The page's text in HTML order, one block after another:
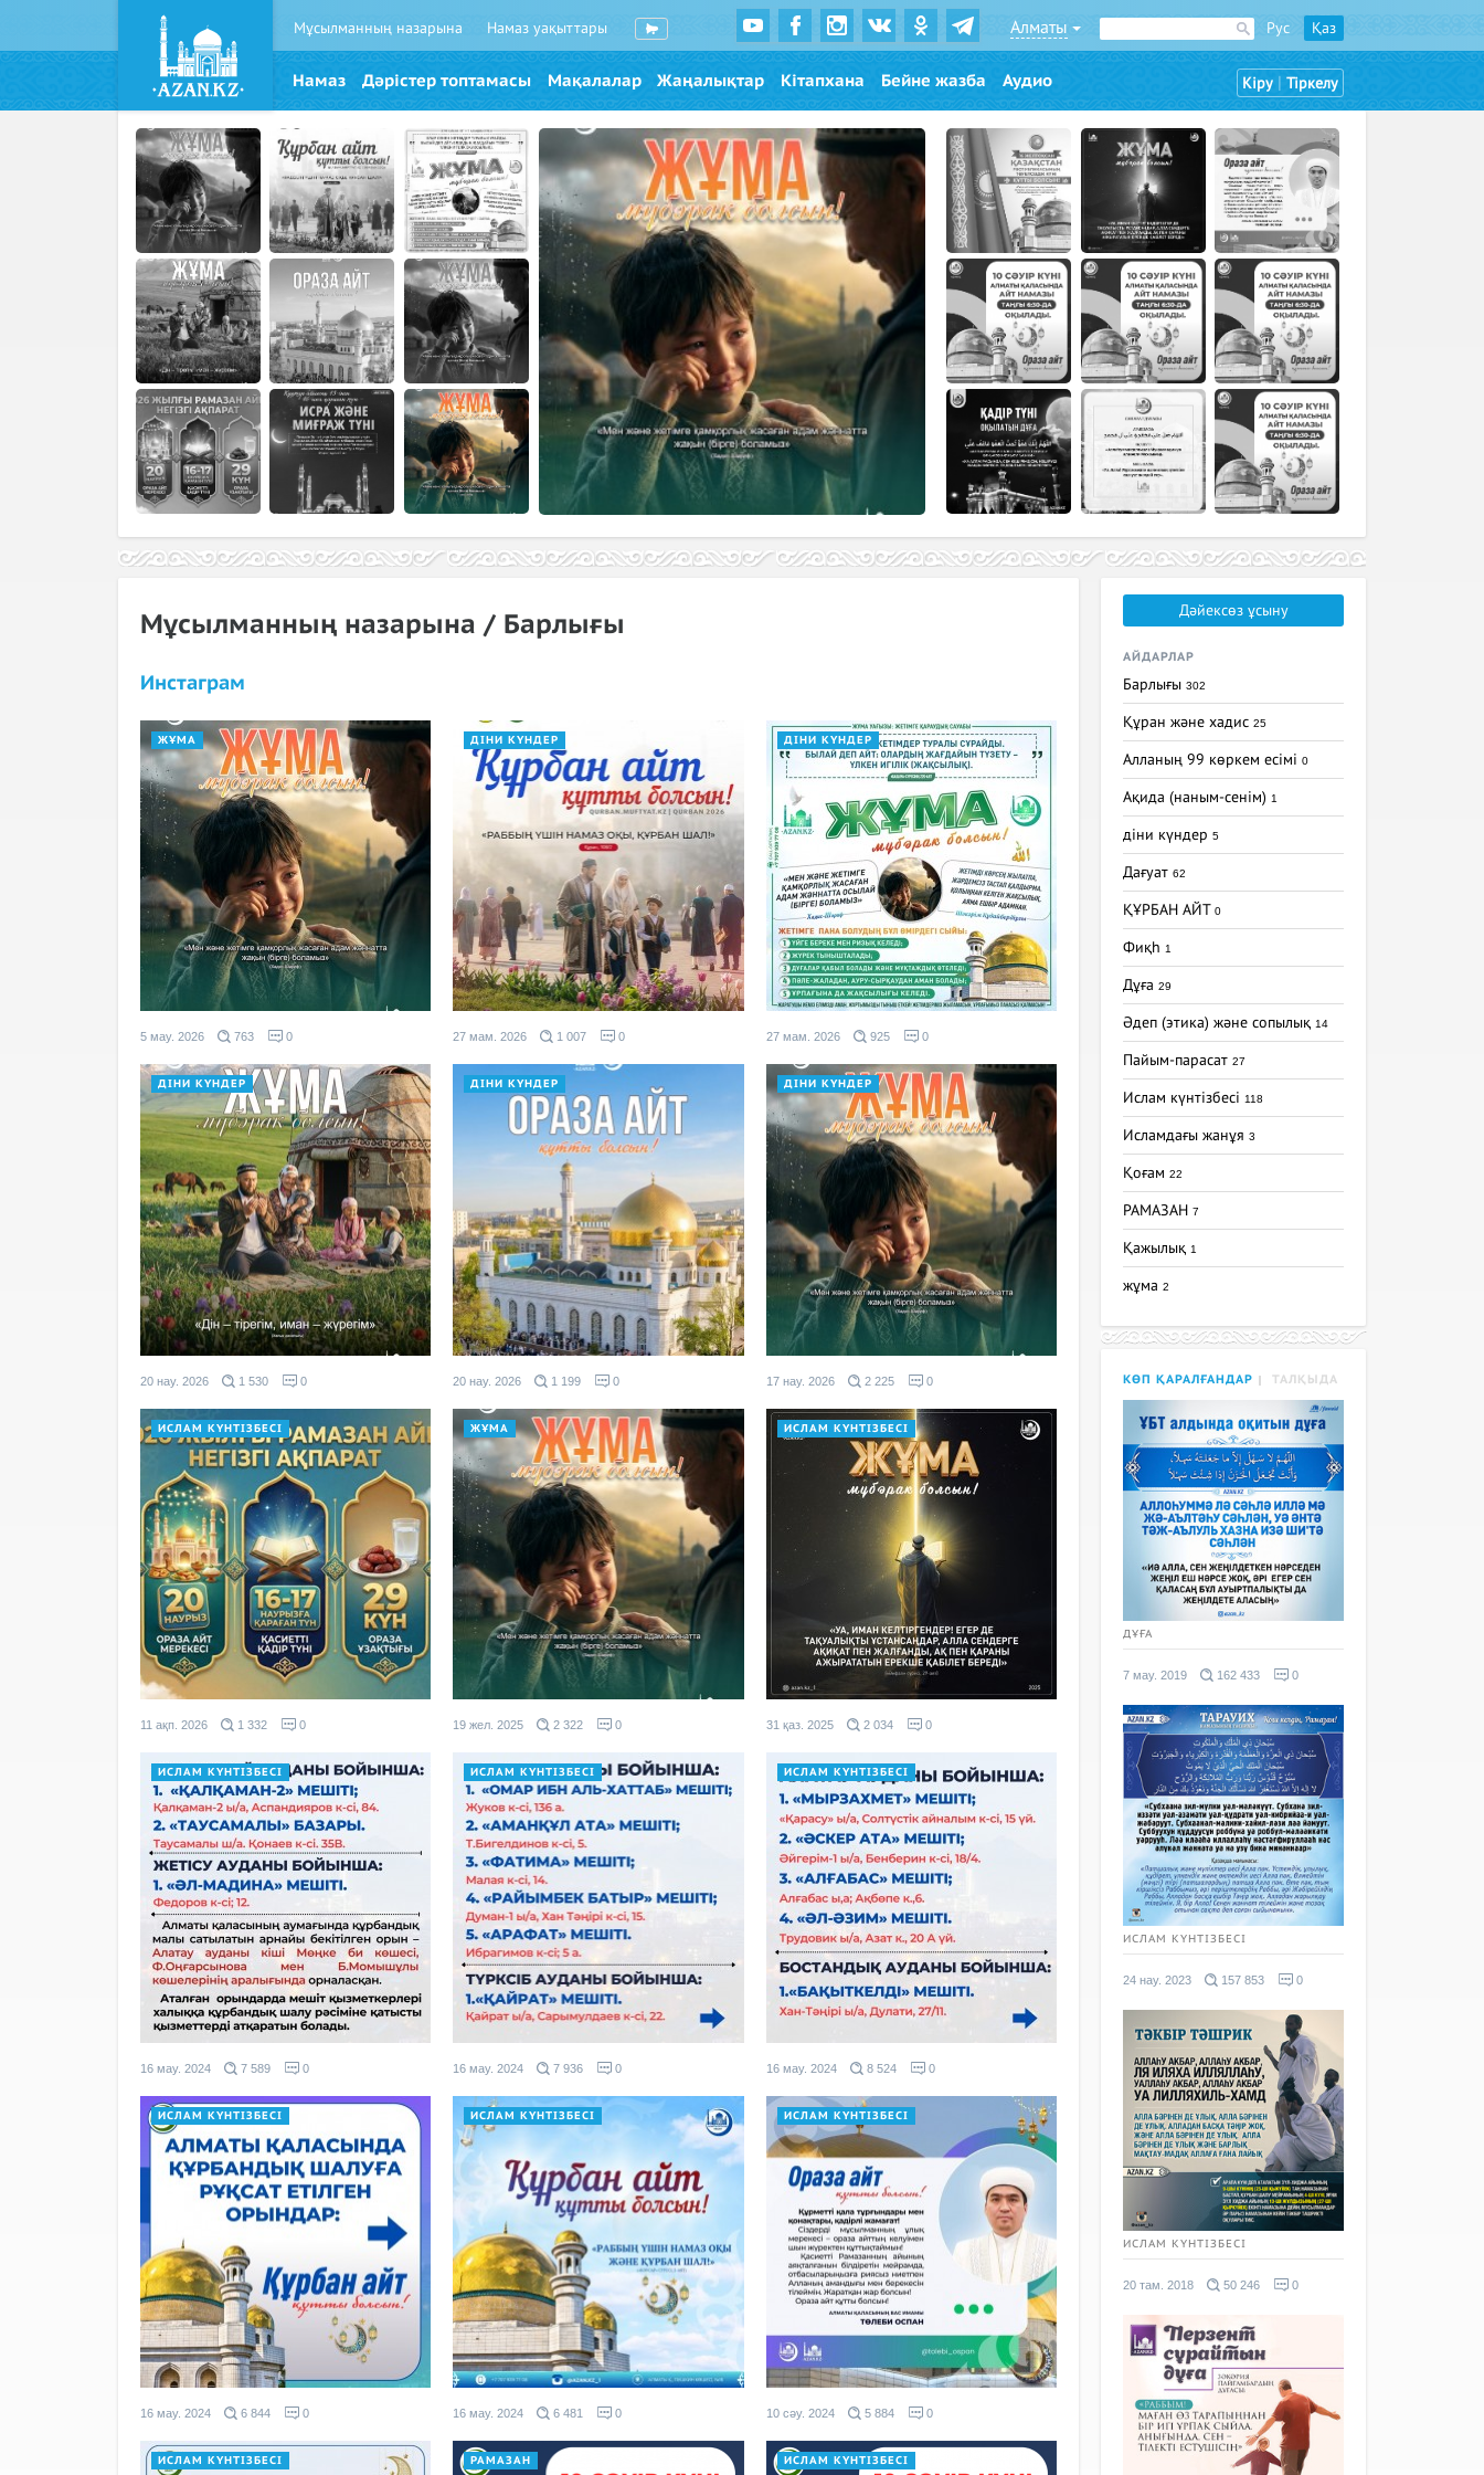
Мұсылманның назарына Намаз уақыттары Алматы Рус Қаз
Намаз Дәрістер топтамасы Мақалалар Жаңалықтар Кітапхана Бейне жазба Аудио Кіру | Тіркелу
Мұсылманның назарына / Барлығы
Инстаграм
ЖҰМА
5 мау. 2026 763 0
ДІНИ КҮНДЕР
27 мам. 2026 1 007 0
ДІНИ КҮНДЕР
27 мам. 2026 925 0
ДІНИ КҮНДЕР
20 нау. 2026 1 530 0
ДІНИ КҮНДЕР
20 нау. 2026 1 199 0
ДІНИ КҮНДЕР
17 нау. 2026 2 225 0
ИСЛАМ КҮНТІЗБЕСІ
11 ақп. 2026 1 332 0
ЖҰМА
19 жел. 2025 2 322 0
ИСЛАМ КҮНТІЗБЕСІ
31 қаз. 2025 2 034 0
ИСЛАМ КҮНТІЗБЕСІ
16 мау. 2024 7 589 0
ИСЛАМ КҮНТІЗБЕСІ
16 мау. 2024 7 936 0
ИСЛАМ КҮНТІЗБЕСІ
16 мау. 2024 8 524 0
ИСЛАМ КҮНТІЗБЕСІ
16 мау. 2024 6 844 0
ИСЛАМ КҮНТІЗБЕСІ
16 мау. 2024 6 481 0
ИСЛАМ КҮНТІЗБЕСІ
10 сәу. 2024 5 884 0
ИСЛАМ КҮНТІЗБЕСІ РАМАЗАН ИСЛАМ КҮНТІЗБЕСІ
Дәйексөз ұсыну
АЙДАРЛАР
Барлығы 302
Құран және хадис 25
Алланың 99 көркем есімі 0
Ақида (наным-сенім) 1
діни күндер 5
Дағуат 62
ҚҰРБАН АЙТ 0
Фиқһ 1
Дұға 29
Әдеп (этика) және сопылық 14
Пайым-парасат 27
Ислам күнтізбесі 118
Исламдағы жанұя 3
Қоғам 22
РАМАЗАН 7
Қажылық 1
жұма 2
КӨП ҚАРАЛҒАНДАР ТАЛҚЫДА
ДҰҒА
7 мау. 2019 162 433 0
ИСЛАМ КҮНТІЗБЕСІ
24 нау. 2023 157 853 0
ИСЛАМ КҮНТІЗБЕСІ
20 там. 2018 50 246 0